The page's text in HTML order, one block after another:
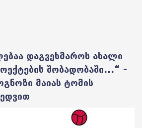
დაგვეხმაროს ახალი
შობადობაში...“ -
მაიას ტომის